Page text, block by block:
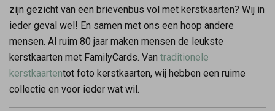
zijn gezicht van een brievenbus vol met kerstkaarten? Wij in
ieder geval wel! En samen met ons een hoop andere
mensen. Al ruim 80 jaar maken mensen de leukste
kerstkaarten met FamilyCards. Van traditionele
kerstkaartentot foto kerstkaarten, wij hebben een ruime
collectie en voor ieder wat wil.